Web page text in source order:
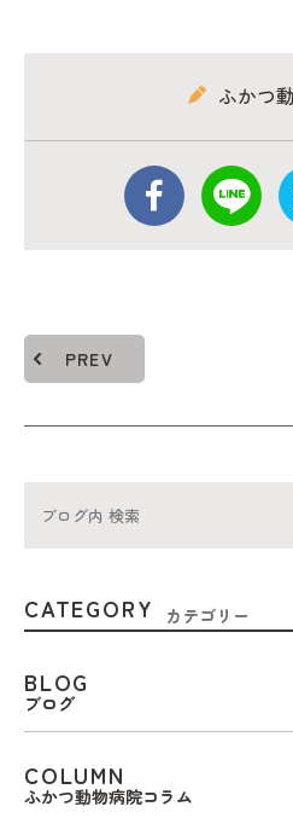
ふかつ
PREV
CATEGORY カテゴリー
BLOG
ブログ
COLUMN
ふかつ動物病院コラム